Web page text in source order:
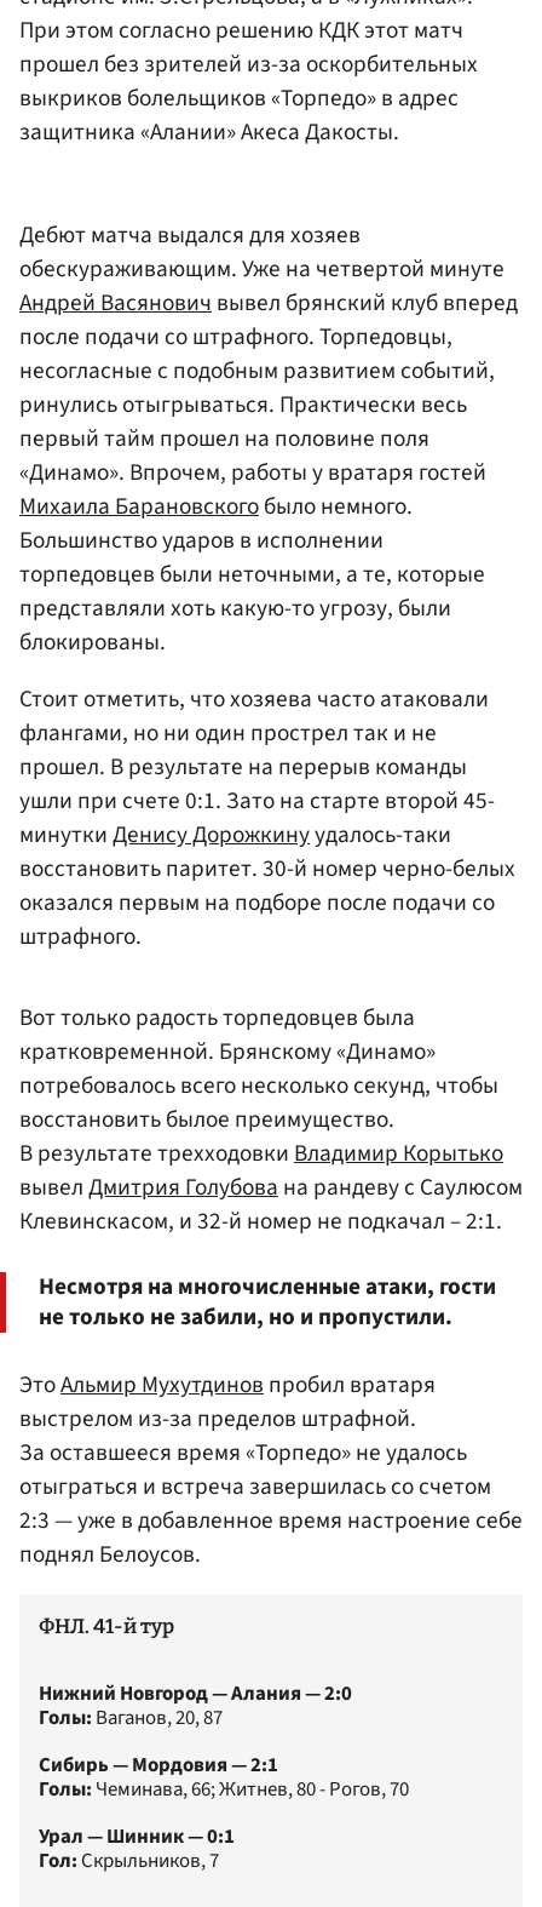
При этом согласно решению КДК этот матч
прошел без зрителей из-за оскорбительных
выкриков болельщиков «Торпедо» в адрес
защитника «Алании» Акеса Дакосты.
Дебют матча выдался для хозяев
обескураживающим. Уже на четвертой минуте
Андрей Васяновичвывел брянский клуб вперед
после подачи со штрафного. Торпедовцы,
несогласные с подобным развитием событий,
ринулись отыгрываться. Практически весь
первый тайм прошел на половине поля
«Динамо». Впрочем, работы у вратаря гостей
Михаила Барановскогобыло немного.
Большинство ударов в исполнении
торпедовцев были неточными, а те, которые
представляли хоть какую-то угрозу, были
блокированы.
Стоит отметить, что хозяева часто атаковали
флангами, но ни один прострел так и не
прошел. В результате на перерыв команды
ушли при счете 0:1. Зато на старте второй 45-
минуткиДенису Дорожкинуудалось-таки
восстановить паритет. 30-й номер черно-белых
оказался первым на подборе после подачи со
штрафного.
Вот только радость торпедовцев была
кратковременной. Брянскому «Динамо»
потребовалось всего несколько секунд, чтобы
восстановить былое преимущество.
В результате трехходовкиВладимир Корытько
вывелДмитрия Голубована рандеву с Саулюсом
Клевинскасом, и 32-й номер не подкачал – 2:1.
Несмотря на многочисленные атаки, гости
не только не забили, но и пропустили.
ЭтоАльмир Мухутдиновпробил вратаря
выстрелом из-за пределов штрафной.
За оставшееся время «Торпедо» не удалось
отыграться и встреча завершилась со счетом
2:3 — уже в добавленное время настроение себе
поднял Белоусов.
ФНЛ. 41-й тур
Нижний Новгород — Алания — 2:0
Голы: Ваганов, 20, 87
Сибирь — Мордовия — 2:1
Голы: Чеминава, 66; Житнев, 80 - Рогов, 70
Урал — Шинник — 0:1
Гол: Скрыльников, 7